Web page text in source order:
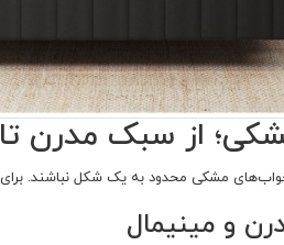
از سبک مدرن
مشکی محدود به یک شکل نباشند. برای